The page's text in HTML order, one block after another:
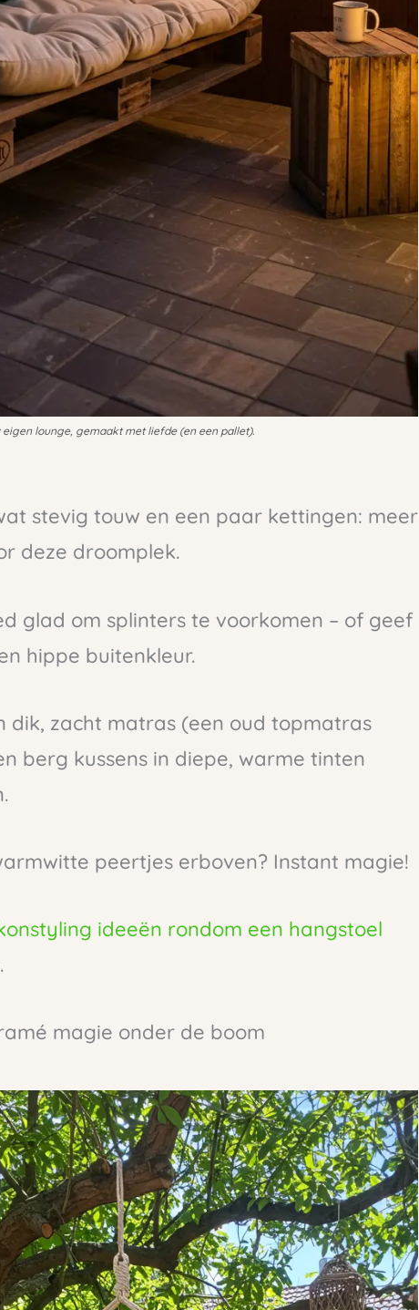
eigen lounge, gemaakt met liefde (en een pallet).
stevig touw en een paar kettingen: meer
deze droomplek.
glad om splinters te voorkomen – of geef
hippe buitenkleur.
dik, zacht matras (een oud topmatras
berg kussens in diepe, warme tinten
peertjes erboven? Instant magie!
ideeën rondom een hangstoel
magie onder de boom